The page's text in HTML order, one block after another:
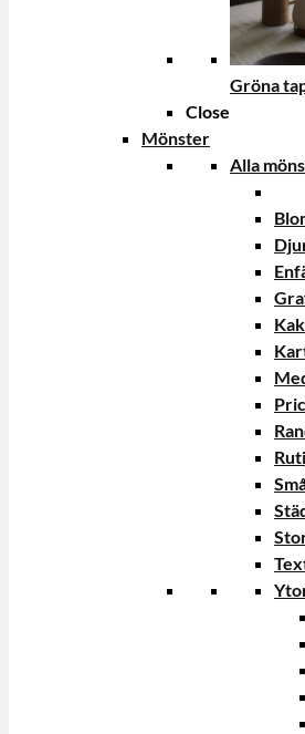
Gröna
Close
Mönster
Alla